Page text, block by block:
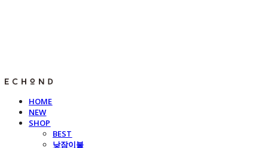
HOME
NEW
SHOP
BEST
낮잠이불